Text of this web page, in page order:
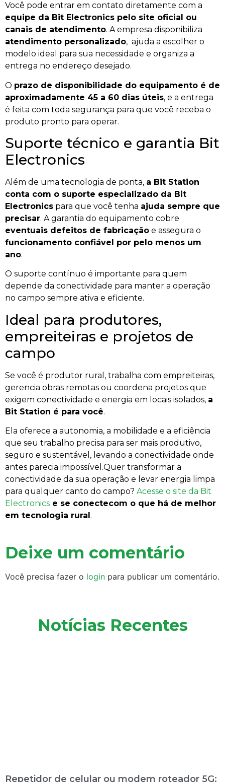
Você pode entrar em contato diretamente com a
equipe da Bit Electronics pelo site oficial ou
canais de atendimento. A empresa disponibiliza
atendimento personalizado, ajuda a escolher o
modelo ideal para sua necessidade e organiza a
entrega no endereço desejado.
O prazo de disponibilidade do equipamento é de
aproximadamente 45 a 60 dias úteis, e a entrega
é feita com toda segurança para que você receba o
produto pronto para operar.
Suporte técnico e garantia Bit
Electronics
Além de uma tecnologia de ponta, a Bit Station
conta com o suporte especializado da Bit
Electronics para que você tenha ajuda sempre que
precisar. A garantia do equipamento cobre
eventuais defeitos de fabricação e assegura o
funcionamento confiável por pelo menos um
ano.
O suporte contínuo é importante para quem
depende da conectividade para manter a operação
no campo sempre ativa e eficiente.
Ideal para produtores,
empreiteiras e projetos de
campo
Se você é produtor rural, trabalha com empreiteiras,
gerencia obras remotas ou coordena projetos que
exigem conectividade e energia em locais isolados, a
Bit Station é para você.
Ela oferece a autonomia, a mobilidade e a eficiência
que seu trabalho precisa para ser mais produtivo,
seguro e sustentável, levando a conectividade onde
antes parecia impossível.Quer transformar a
conectividade da sua operação e levar energia limpa
para qualquer canto do campo? Acesse o site da Bit
Electronics e se conectecom o que há de melhor
em tecnologia rural .
Deixe um comentário
Você precisa fazer o login para publicar um comentário.
Notícias Recentes
Repetidor de celular ou modem roteador 5G: